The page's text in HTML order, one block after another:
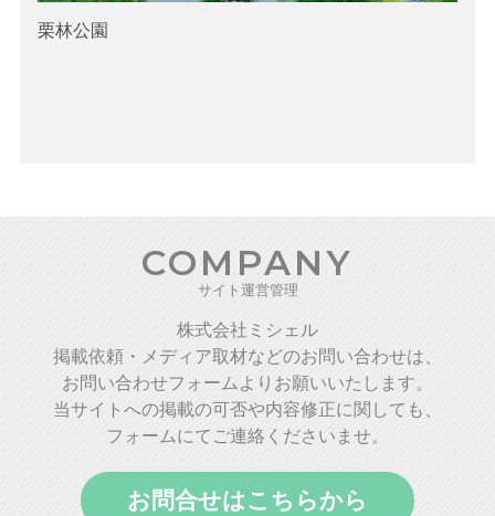
栗林公園
COMPANY
サイト運営管理
株式会社ミシェル
掲載依頼・メディア取材などのお問い合わせは、
お問い合わせフォームよりお願いいたします。
当サイトへの掲載の可否や内容修正に関しても、
フォームにてご連絡くださいませ。
お問合せはこちらから